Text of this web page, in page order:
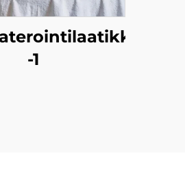
-1